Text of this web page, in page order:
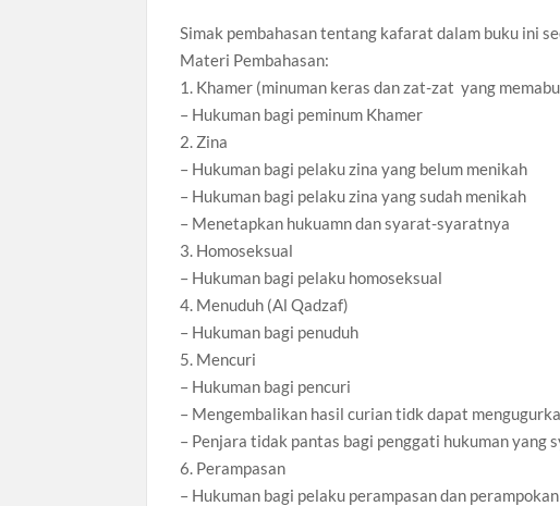
Simak pembahasan tentang kafarat dalam buku ini
Materi Pembahasan:
1. Khamer (minuman keras dan zat-zat yang
– Hukuman bagi peminum Khamer
2. Zina
– Hukuman bagi pelaku zina yang belum menikah
– Hukuman bagi pelaku zina yang sudah menikah
– Menetapkan hukuamn dan syarat-syaratnya
3. Homoseksual
– Hukuman bagi pelaku homoseksual
4. Menuduh (Al Qadzaf)
– Hukuman bagi penuduh
5. Mencuri
– Hukuman bagi pencuri
– Mengembalikan hasil curian tidk dapat
– Penjara tidak pantas bagi penggati hukuman yang
6. Perampasan
– Hukuman bagi pelaku perampasan dan perampokan